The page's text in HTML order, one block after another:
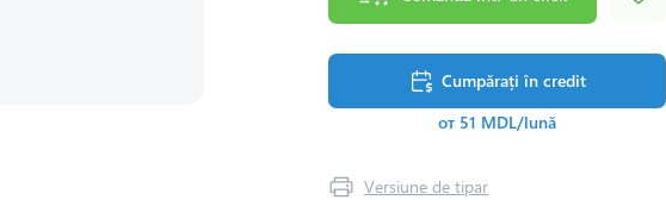
Cumpărați în credit
от 51 MDL/lună
Versiune de tipar